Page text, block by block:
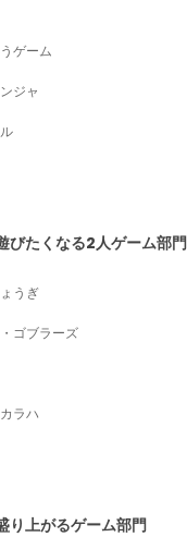
ゲーム
ジャ
びたくなる2人ゲーム部門
うぎ
ゴブラーズ
ラハ
り上がるゲーム部門